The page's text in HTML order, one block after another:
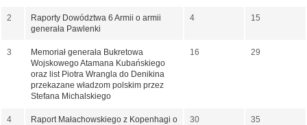
2
Raporty Dowództwa 6 Armii o armii
generała Pawlenki
4 15
3
Memoriał generała Bukretowa
Wojskowego Atamana Kubańskiego
oraz list Piotra Wrangla do Denikina
przekazane władzom polskim przez
Stefana Michalskiego
16 29
4
Raport Małachowskiego z Kopenhagi o
30 35